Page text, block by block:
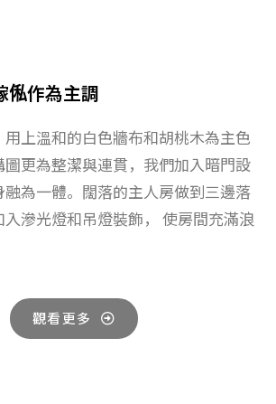
俬作為主調
上溫和的白色牆布和胡桃木為主色
更為整潔與連貫，我們加入暗門設
融為一體。闊落的主人房做到三邊落
滲光燈和吊燈裝飾， 使房間充滿浪
觀看更多